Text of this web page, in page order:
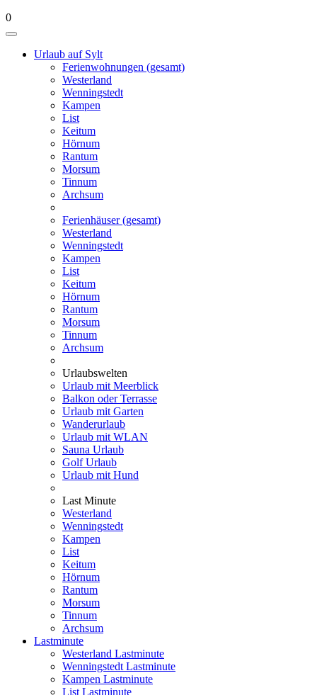
0
Urlaub auf Sylt
Ferienwohnungen (gesamt)
Westerland
Wenningstedt
Kampen
List
Keitum
Hörnum
Rantum
Morsum
Tinnum
Archsum
Ferienhäuser (gesamt)
Westerland
Wenningstedt
Kampen
List
Keitum
Hörnum
Rantum
Morsum
Tinnum
Archsum
Urlaubswelten
Urlaub mit Meerblick
Balkon oder Terrasse
Urlaub mit Garten
Wanderurlaub
Urlaub mit WLAN
Sauna Urlaub
Golf Urlaub
Urlaub mit Hund
Last Minute
Westerland
Wenningstedt
Kampen
List
Keitum
Hörnum
Rantum
Morsum
Tinnum
Archsum
Lastminute
Westerland Lastminute
Wenningstedt Lastminute
Kampen Lastminute
List Lastminute